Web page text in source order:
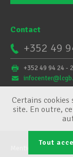
Contact
+352 49
+352 49 94 24 -
Certains cookies
site. En outre,
Tout